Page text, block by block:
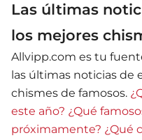
Las últimas
los mejores
Allvipp.com es tu
las últimas noticias de
chismes de famosos.
este año? ¿Qué
próximamente? ¿Qué